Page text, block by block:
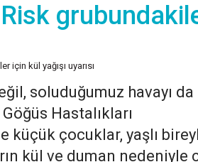
Risk
için kül yağışı uyarısı
soluduğumuz havayı da
Hastalıkları
küçük çocuklar, yaşlı
kül ve duman nedeniyle